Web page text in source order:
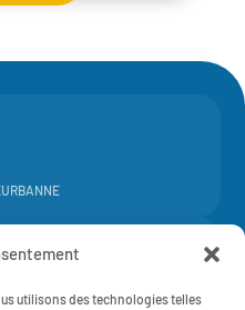
utilisons des technologies telles
637 RCS Lyon
DROITS RÉSERVÉS